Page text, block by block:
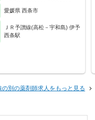
愛媛県 西条市
ＪＲ予讃線(高松－宇和島) 伊予
西条駅
別の薬剤師求人をもっと見る